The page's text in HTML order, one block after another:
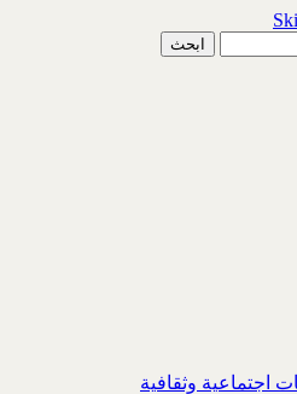
اجتماعية وثقافية